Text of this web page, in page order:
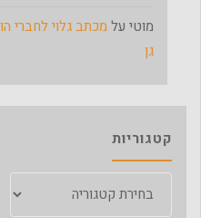
מוטי על מכתב גלוי לחברי
גן
קטגוריות